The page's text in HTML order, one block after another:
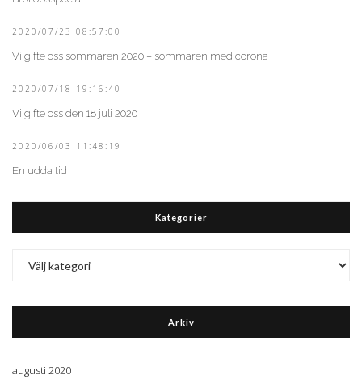
2020/07/23 08:57:00
Vi gifte oss sommaren 2020 – sommaren med corona
2020/07/18 19:16:40
Vi gifte oss den 18 juli 2020
2020/06/03 11:48:19
En udda tid
Kategorier
Arkiv
augusti 2020